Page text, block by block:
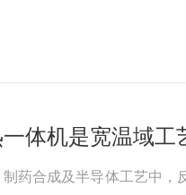
降温...
体机是宽温域工
药合成及半导体工艺中，